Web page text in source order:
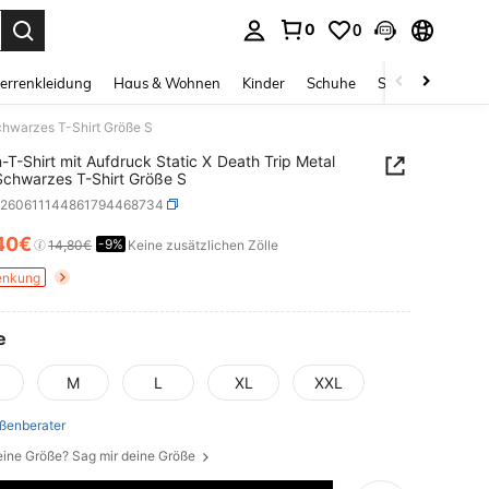
0 0
Haus & Wohnen Kinder Schuhe Schmuck &
T-Shirt Größe S
mit Aufdruck Static X Death Trip Metal
T-Shirt Größe S
AND AVAILABILITY
14,80€ -9% Keine zusätzlichen Zölle
M L XL XXL
Größe? Sag mir deine Größe